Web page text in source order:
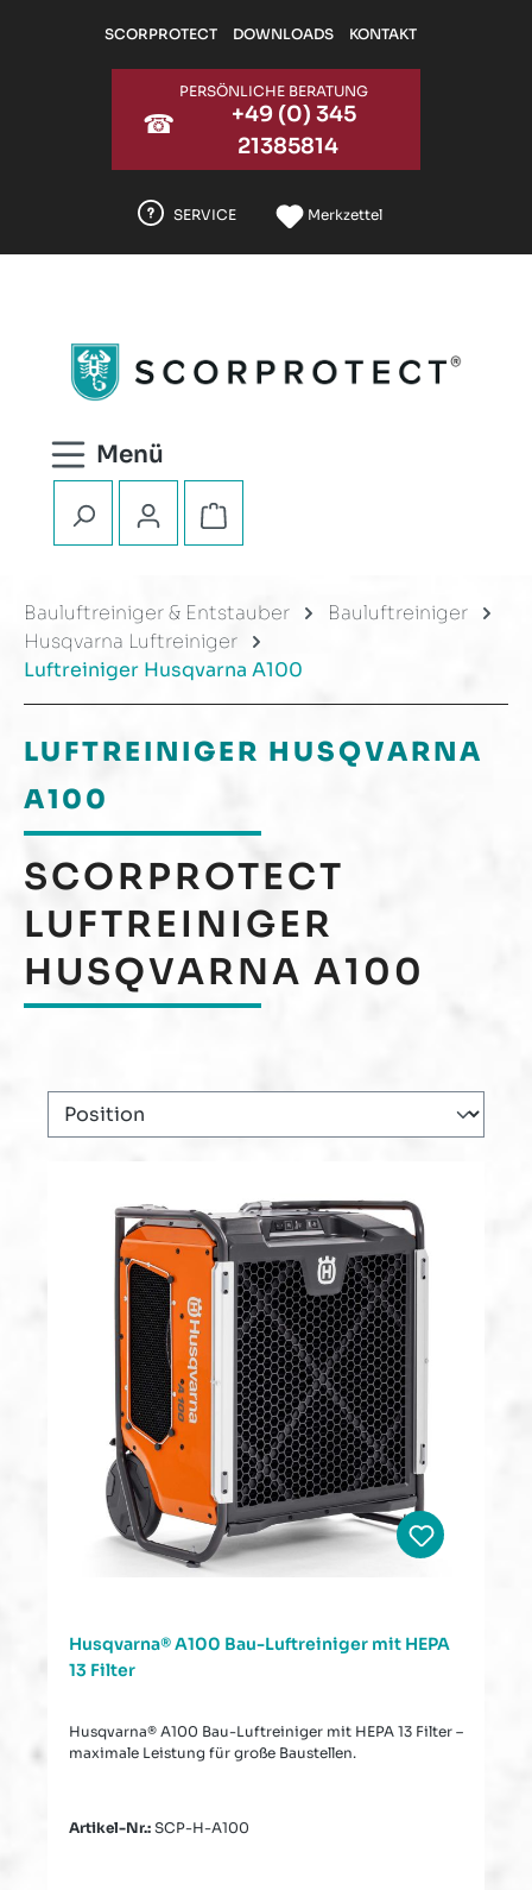
Zum Hauptinhalt springen
SCORPROTECT DOWNLOADS KONTAKT
☎
PERSÖNLICHE BERATUNG
+49 (0) 345
21385814
SERVICE Merkzettel
Warenkorb enthält 0
Bauluftreiniger & Entstauber
Bauluftreiniger
Husqvarna Luftreiniger
Luftreiniger Husqvarna A100
LUFTREINIGER HUSQVARNA
A100
SCORPROTECT
LUFTREINIGER
HUSQVARNA A100
Husqvarna® A100 Bau-Luftreiniger mit HEPA
13 Filter
Husqvarna® A100 Bau-Luftreiniger mit HEPA 13 Filter –
maximale Leistung für große Baustellen.
Artikel-Nr.: SCP-H-A100